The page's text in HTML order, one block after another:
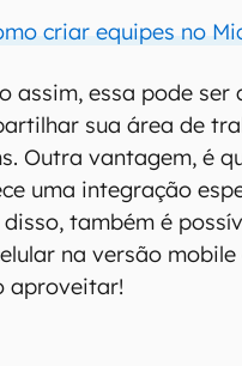
criar equipes no
assim, essa pode
sua área de
Outra vantagem, é
uma integração
disso, também é
na versão
aproveitar!